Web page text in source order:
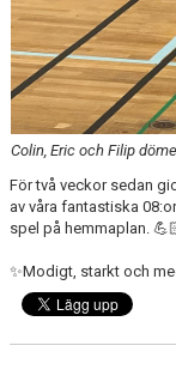
Colin, Eric och Filip
För två veckor sedan
av våra fantastiska
spel på hemmaplan.
✨Modigt, starkt och